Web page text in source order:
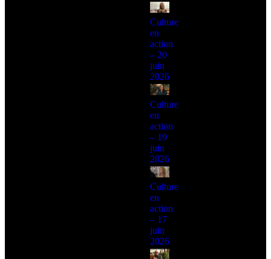
Culture
en
action
– 20
juin
2026
Culture
en
action
– 19
juin
2026
Culture
en
action
– 17
juin
2026